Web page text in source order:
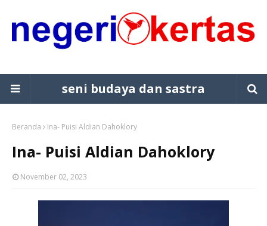
seni budaya dan sastra
Beranda Ina- Puisi Aldian Dahoklory
Ina- Puisi Aldian Dahoklory
November 02, 2023